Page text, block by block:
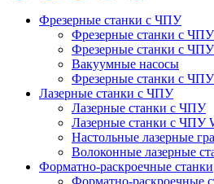
Фрезерные станки с ЧПУ
Фрезерные станки с ЧПУ
Фрезерные станки с ЧПУ
Вакуумные насосы
Фрезерные станки с
Лазерные станки с ЧПУ
Лазерные станки с ЧПУ
Лазерные станки с ЧПУ
Настольные лазерные
Волоконные лазерные
Форматно-раскроечные станки